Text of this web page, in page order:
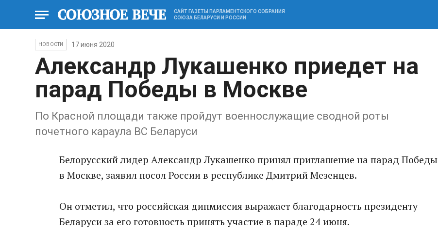
САЙТ ГАЗЕТЫ ПАРЛАМЕНТСКОГО СОБРАНИЯ
СОЮЗА БЕЛАРУСИ И РОССИИ
НОВОСТИ 17 июня 2020
Александр Лукашенко приедет на
парад Победы в Москве
По Красной площади также пройдут военнослужащие сводной роты
почетного караула ВС Беларуси
Белорусский лидер Александр Лукашенко принял приглашение на парад Победы
в Москве, заявил посол России в республике Дмитрий Мезенцев.
Он отметил, что российская дипмиссия выражает благодарность президенту
Беларуси за его готовность принять участие в параде 24 июня.